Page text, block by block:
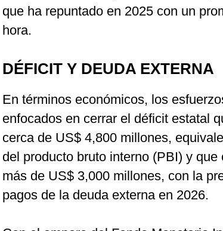
que ha repuntado en 2025 con un
hora.
DÉFICIT Y DEUDA EXTERNA
En términos económicos, los
enfocados en cerrar el déficit estatal
cerca de US$ 4,800 millones,
del producto bruto interno (PBI) y
más de US$ 3,000 millones, con la
pagos de la deuda externa en 2026.